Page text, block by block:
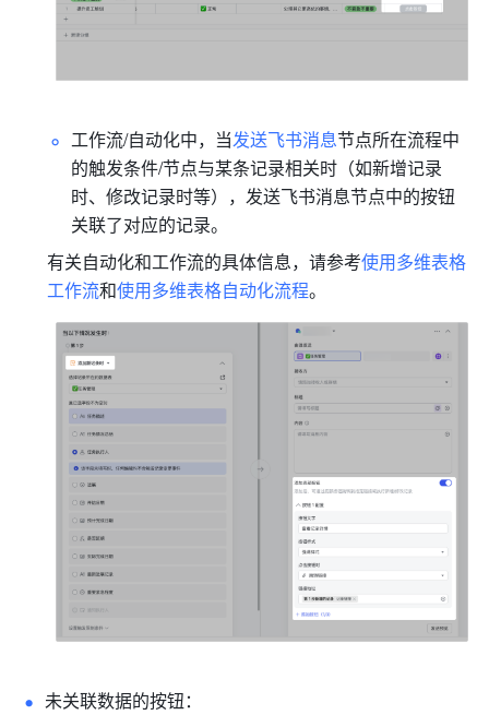
工作流/自动化中，当发送飞书消息节点所在流程中
的触发条件/节点与某条记录相关时（如新增记录
时、修改记录时等），发送飞书消息节点中的按钮
关联了对应的记录。
有关自动化和工作流的具体信息，请参考使用多维表格
工作流和使用多维表格自动化流程。
未关联数据的按钮：